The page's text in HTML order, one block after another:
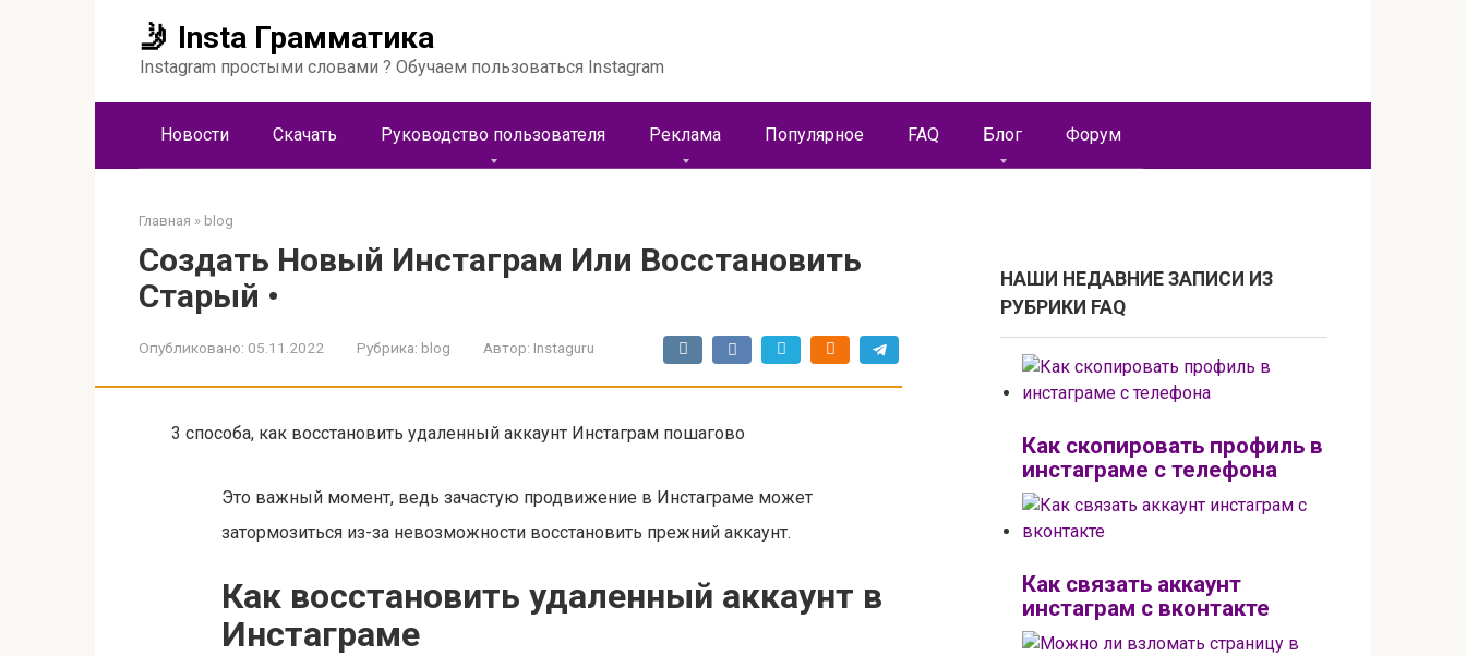
🤳 Insta Грамматика
Instagram простыми словами ? Обучаем пользоваться Instagram
Новости Скачать Руководство пользователя Реклама Популярное FAQ Блог Форум
Главная » blog
Создать Новый Инстаграм Или Восстановить
Старый •
Опубликовано: 05.11.2022 Рубрика: blog Автор: Instaguru
3 способа, как восстановить удаленный аккаунт Инстаграм пошагово
Это важный момент, ведь зачастую продвижение в Инстаграме может
затормозиться из-за невозможности восстановить прежний аккаунт.
Как восстановить удаленный аккаунт в
Инстаграме
НАШИ НЕДАВНИЕ ЗАПИСИ ИЗ
РУБРИКИ FAQ
Как скопировать профиль в
инстаграме с телефона
Как связать аккаунт
инстаграм с вконтакте